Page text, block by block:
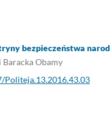
bezpieczeństwa
Baracka Obamy
Politeja.13.2016.43.03